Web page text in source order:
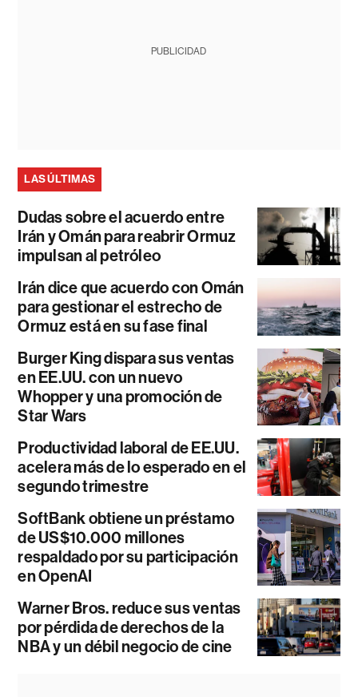
PUBLICIDAD
LAS ÚLTIMAS
Dudas sobre el acuerdo entre
Irán y Omán para reabrir Ormuz
impulsan al petróleo
Irán dice que acuerdo con Omán
para gestionar el estrecho de
Ormuz está en su fase final
Burger King dispara sus ventas
en EE.UU. con un nuevo
Whopper y una promoción de
Star Wars
Productividad laboral de EE.UU.
acelera más de lo esperado en el
segundo trimestre
SoftBank obtiene un préstamo
de US$10.000 millones
respaldado por su participación
en OpenAI
Warner Bros. reduce sus ventas
por pérdida de derechos de la
NBA y un débil negocio de cine